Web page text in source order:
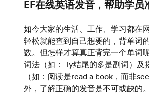
EF在线英语发音，帮助学员
如今大家的生活、工作、学习都在
轻松就能查到自己想要的，背单词
数。但怎样才算真正背完一个单词
词法（如：-ly结尾的多是副词）及
（如：阅读是read a book，而非see
外，了解正确的发音是不可或缺的